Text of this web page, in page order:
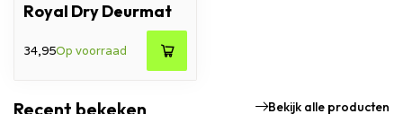
Royal Dry Deurmat
34,95Op voorraad
Recent bekeken Bekijk alle producten